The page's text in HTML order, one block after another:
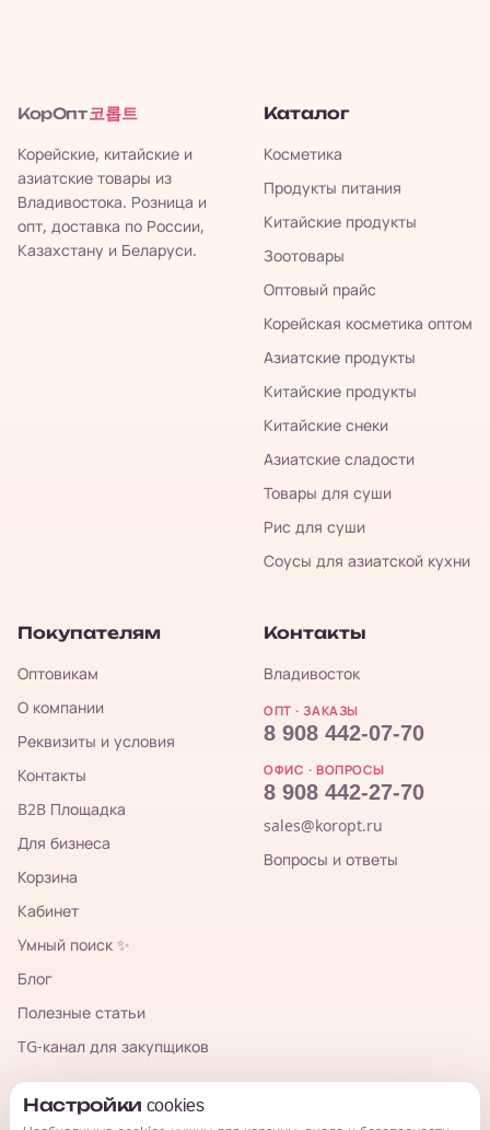
КорОпт 코롭트
Корейские, китайские и
азиатские товары из
Владивостока. Розница и
опт, доставка по России,
Казахстану и Беларуси.
Каталог
Косметика
Продукты питания
Китайские продукты
Зоотовары
Оптовый прайс
Корейская косметика оптом
Азиатские продукты
Китайские продукты
Китайские снеки
Азиатские сладости
Товары для суши
Рис для суши
Соусы для азиатской кухни
Покупателям
Оптовикам
О компании
Реквизиты и условия
Контакты
B2B Площадка
Для бизнеса
Корзина
Кабинет
Умный поиск ✨
Блог
Полезные статьи
TG-канал для закупщиков
Контакты
Владивосток
ОПТ · ЗАКАЗЫ
8 908 442-07-70
ОФИС · ВОПРОСЫ
8 908 442-27-70
sales@koropt.ru
Вопросы и ответы
Настройки cookies